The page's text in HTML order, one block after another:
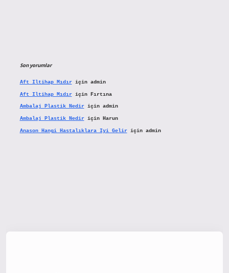
Son yorumlar
Aft Iltihap Mıdıriçin admin
Aft Iltihap Mıdıriçin Fırtına
Ambalaj Plastik Nediriçin admin
Ambalaj Plastik Nediriçin Harun
Anason Hangi Hastalıklara Iyi Geliriçin admin